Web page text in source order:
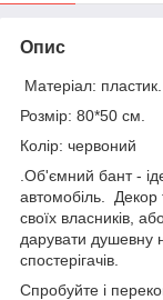
Опис
Матеріал: пластик.
Розмір: 80*50 см.
Колір: червоний
.Об'ємний бант -
автомобіль. Декор
своїх власників,
дарувати душевну
спостерігачів.
Спробуйте і